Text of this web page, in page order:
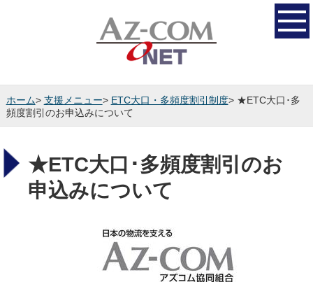
ホーム> 支援メニュー> ETC大口・多頻度割引制度> ★ETC大口･多
頻度割引のお申込みについて
★ETC大口･多頻度割引のお
申込みについて